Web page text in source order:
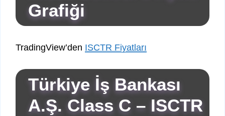
Grafiği
TradingView’den ISCTR Fiyatları
Türkiye İş Bankası
A.Ş. Class C – ISCTR